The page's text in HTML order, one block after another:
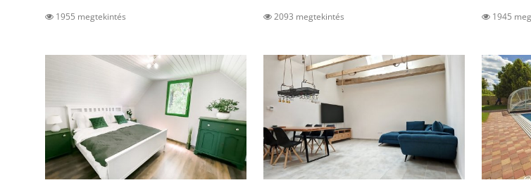
1955 megtekintés 2093 megtekintés 1945